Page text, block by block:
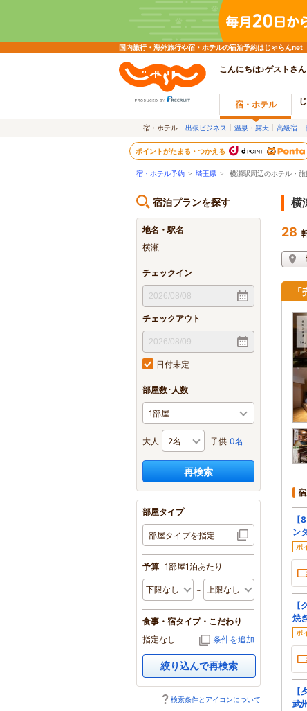
国内旅行・海外旅行や宿・ホテルの宿泊予約はじゃらん
こんにちは♪ゲストさん
宿・ホテル
宿・ホテル 出張ビジネス 温泉・露天 高級宿
ポイントがたまる・つかえる
宿・ホテル予約 > 埼玉県 > 横瀬駅周辺のホテル・
宿泊プランを探す
地名・駅名
横瀬
チェックイン
チェックアウト
日付未定
部屋数･人数
大人 子供 0名
再検索
部屋タイプ
部屋タイプを指定
予算 1部屋1泊あたり
食事・宿タイプ・こだわり
指定なし
条件を追加
絞り込んで再検索
検索条件とアイコンについて
横
28
ン
ポ
焼
ポ
武